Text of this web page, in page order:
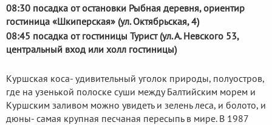
08:30 посадка от остановки Рыбная деревня, ориентир
гостиница «Шкиперская» (ул. Октябрьская, 4)
08:45 посадка от гостиницы Турист (ул. А. Невского 53,
центральный вход или холл гостиницы)
Куршская коса- удивительный уголок природы, полуостров,
где на узенькой полоске суши между Балтийским морем и
Куршским заливом можно увидеть и зелень леса, и болото, и
дюны- самая крупная песчаная пересыпь в мире. В 1987